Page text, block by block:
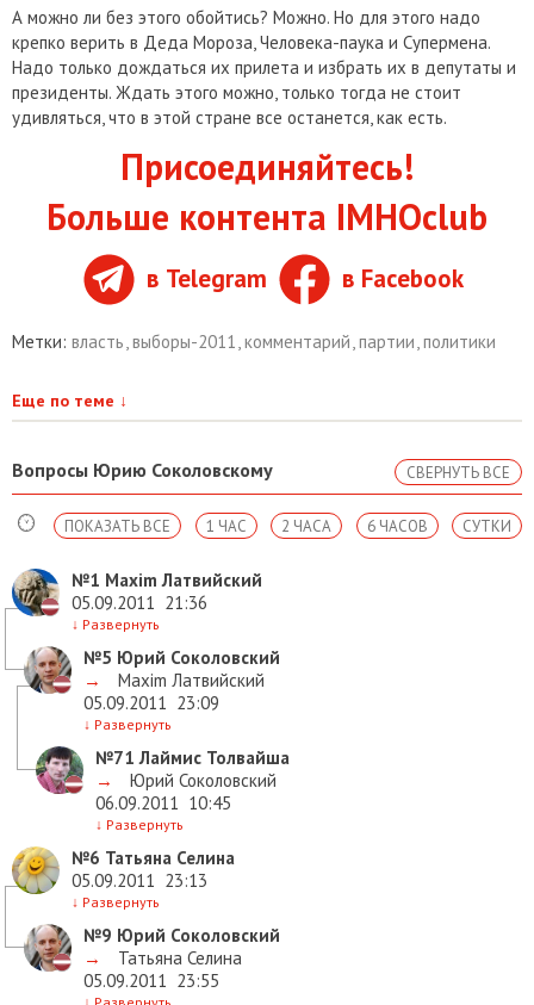
А можно ли без этого обойтись? Можно. Но для этого надо
крепко верить в Деда Мороза, Человека-паука и Супермена.
Надо только дождаться их прилета и избрать их в депутаты и
президенты. Ждать этого можно, только тогда не стоит
удивляться, что в этой стране все останется, как есть.
Присоединяйтесь!
Больше контента IMHOclub
в Telegram в Facebook
Метки: власть выборы-2011 комментарий партии политики
Еще по теме ↓
Вопросы Юрию Соколовскому СВЕРНУТЬ ВСЕ
СУТКИ
6 ЧАСОВ
2 ЧАСА
1 ЧАС
ПОКАЗАТЬ ВСЕ
№1 Maxim Латвийский
05.09.2011 21:36
↓ Развернуть
№5 Юрий Соколовский
→
Maxim Латвийский
05.09.2011 23:09
↓ Развернуть
№71 Лаймис Толвайша
→
Юрий Соколовский
06.09.2011 10:45
↓ Развернуть
№6 Татьяна Селина
05.09.2011 23:13
↓ Развернуть
№9 Юрий Соколовский
→
Татьяна Селина
05.09.2011 23:55